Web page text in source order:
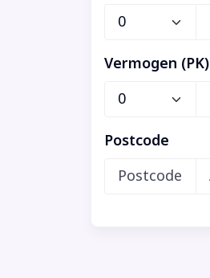
Vermogen (PK)
Postcode